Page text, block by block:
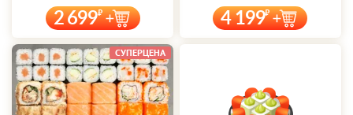
2 699 4 199
СУПЕРЦЕНА